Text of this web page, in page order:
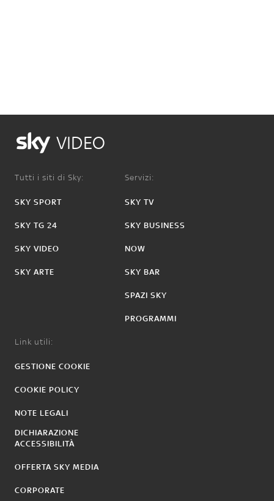
VIDEO
Tutti i siti di Sky:
SKY SPORT
SKY TG 24
SKY VIDEO
SKY ARTE
Servizi:
SKY TV
SKY BUSINESS
NOW
SKY BAR
SPAZI SKY
PROGRAMMI
Link utili:
GESTIONE COOKIE
COOKIE POLICY
NOTE LEGALI
DICHIARAZIONE
ACCESSIBILITÀ
OFFERTA SKY MEDIA
CORPORATE